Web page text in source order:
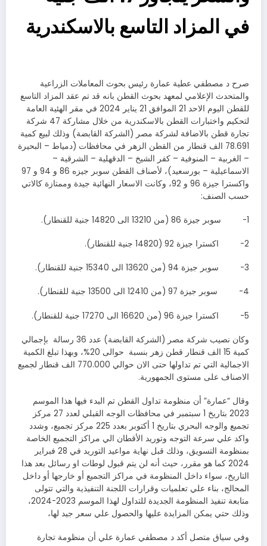
في المزاد التاسع بالاسكندرية
صرح د مصطفي عطية عمارة رئيس بحوث المعاملات الزراعية
والمتحدث الإعلامي لمعهد بحوث القطن بانه قد تم عقد المزاد التاسع
للقطن اليوم الاحد 21 الموافق 21 يناير 2024 في مقر الهئية العامة
لتحكيم واختبارات القطن بالاسكندرية من خلال مشاركة 47 شركة
تجارة قطن بالاضافة لشركة مصر (الشركة القابضة) وذلك لبيع كمية
78.691 الف قنطار من القطن الزهر في محافظات (دمياط – البحيرة
– الغربية – المنوفية – كفر الشيخ – الدقهلية – الشرقية –
الاسماعيلية – بورسعيد)، لأصناف القطن سوبر جيزه 86 و 94 و 97
واكسترا جيزة 96 و 92، وكانت الاسعار النهائية جيدة وممتازة كالاتي
حسب الصنف:
1- سوبر جيزة 86 (من 13210 الى 14820 جنية للقنطار).
2- اكسترا جيزة 92 (14820 جنية للقنطار).
3- سوبر جيزة 94 (من 13620 الى 15340 جنية للقنطار).
4- سوبر جيزة 97 (من 12410 الى 13500 جنية للقنطار).
5- اكسترا جيزة 96 (من 16620 الى 17270 جنية للقنطار).
وكان نصيب شركة مصر (الشركة القابضة) عدد 36 رسالة بإجمالي
كمية 15 الف قنطار قطن زهر بنسبة حوالى 20%، وبهذا تبلغ الكمية
الاجمالية التي تم تداولها حتى الان حوالي 770.000 الف قنطار لجميع
الاصناف على مستوى الجمهورية.
وقال “عمارة” أن منظومة تداول القطن تم البدء فيها هذا الموسم
2023 بتاريخ 1 سبتمبر في محافظات الوجه القبلي لعدد 27 مركز
تجميع والوجه البحري بتاريخ 1 أكتوبر بعدد 225 مركز تجميع، وشدد
واكد علي سرعة التوجه وتوريد الأقطان الي مراكز التجميع الخاصة
بمنظومة التسويق، وذلك قبل نهاية مواعيد التوريد في 28 فبراير
2024 كما هو مقرر، حيث أنه لن يتم قبول لوطات او رسائل بعد هذا
التاريخ، سواء داخل المنظومة في مراكز التجميع أو خارجها أو داخل
المحالج، بناء علي تعلميات وقرارات اللجنة التنفيذية والتي تتولى
متابعة تنفيذ المنظومة الجديدة للتداول لهذا الموسم 2023-2024،
وذلك حتي يمكن المزايدة عليها والحصول علي سعر جيد لها،
وفي سياق متصل أكد د مصطفي عمارة علي أن منظومة تجارة